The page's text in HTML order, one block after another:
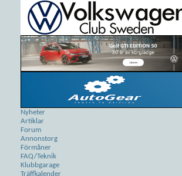
Nyheter
Artiklar
Forum
Annonstorg
Förmåner
FAQ/Teknik
Klubbgarage
Träffkalender